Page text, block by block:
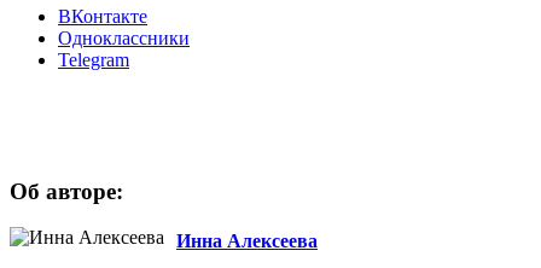
ВКонтакте
Одноклассники
Telegram
Об авторе:
Инна Алексеева